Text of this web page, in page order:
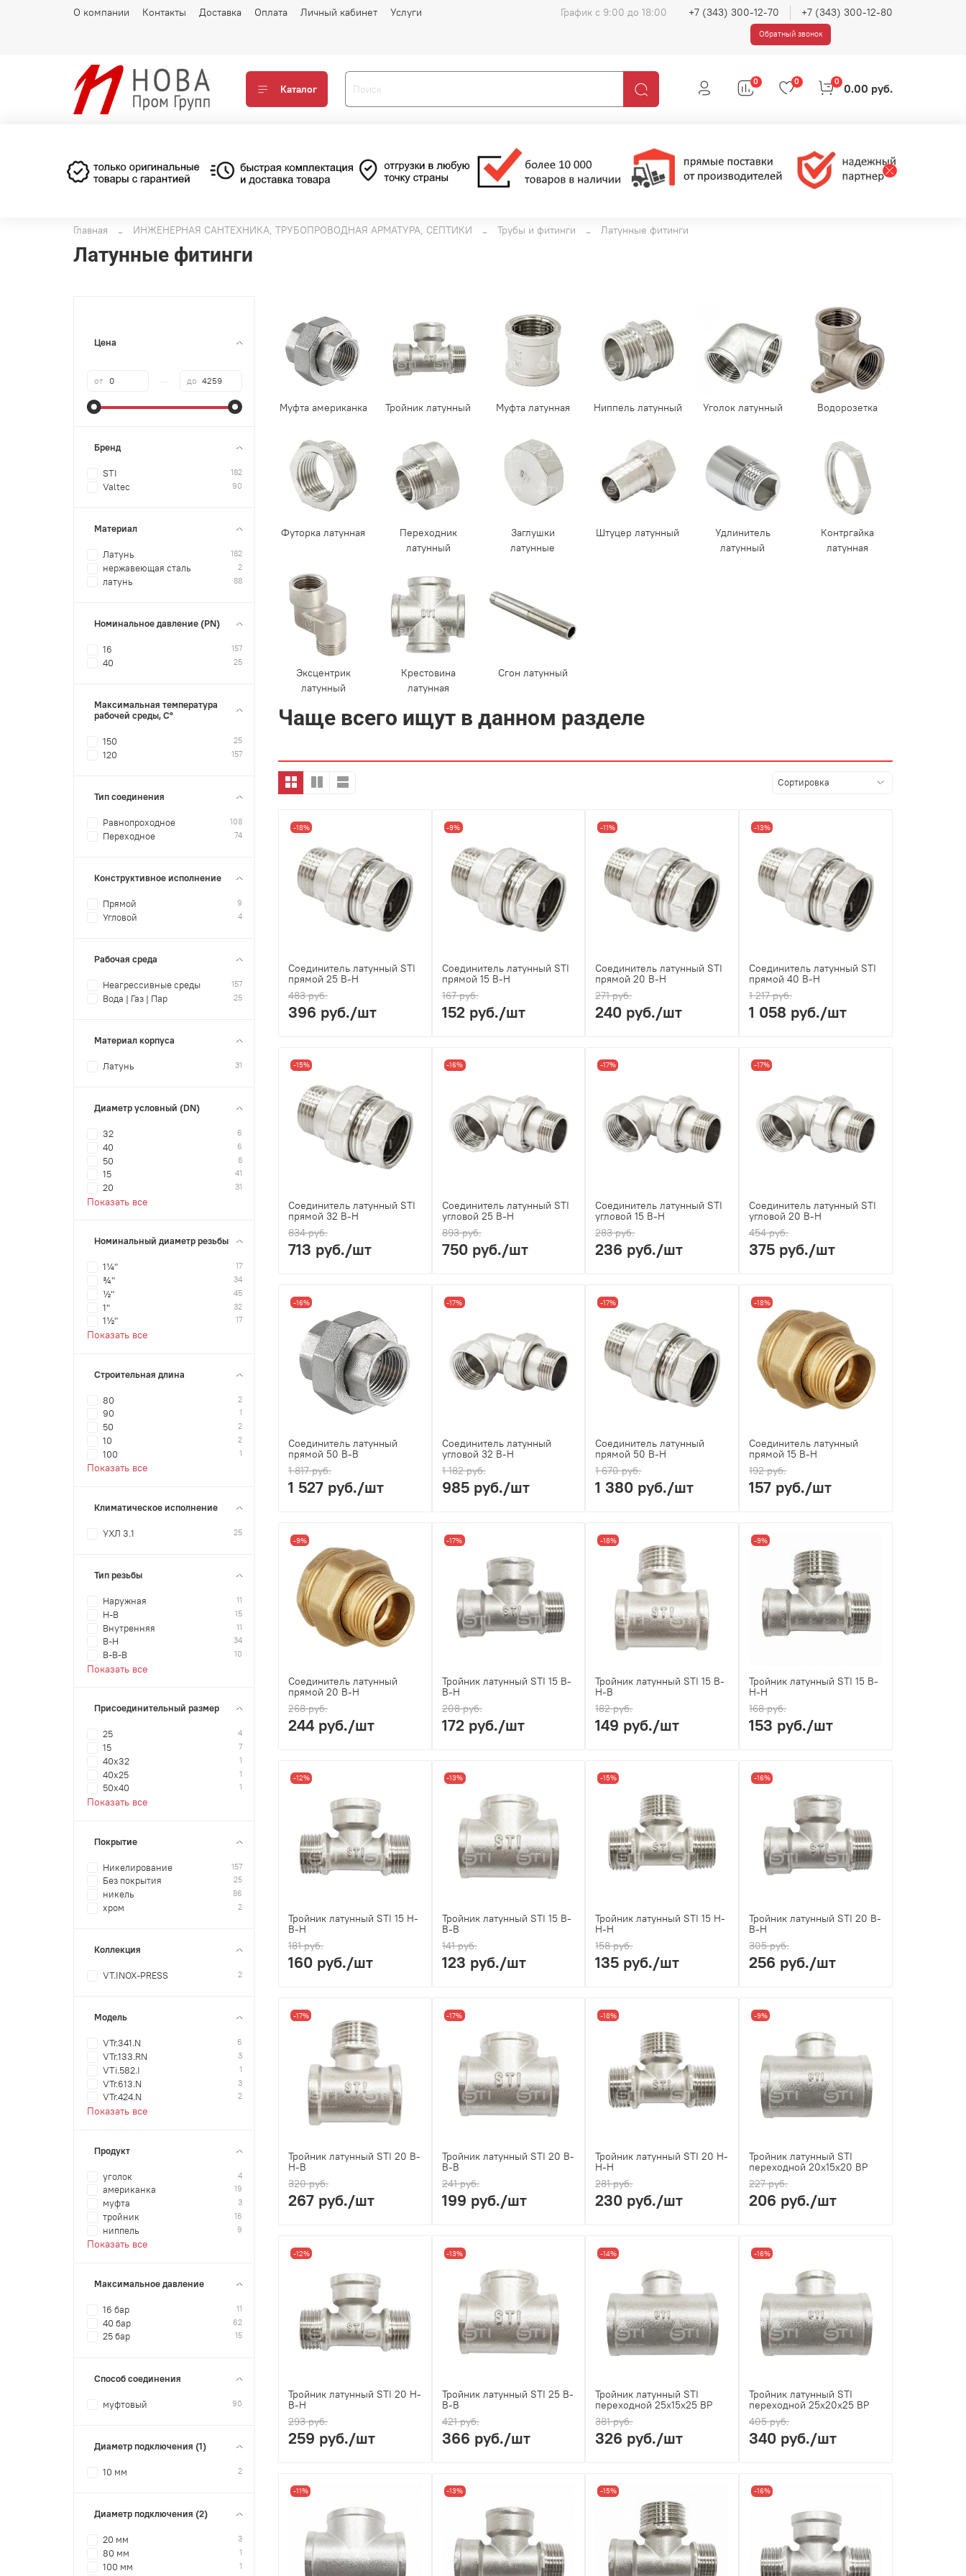
О компании Контакты Доставка Оплата Личный кабинет Услуги График с 9:00 до 18:00 +7 (343) 300-12-70 +7 (343) 300-12-80
Обратный звонок
Каталог
0 0 0 0.00 руб.
Главная ИНЖЕНЕРНАЯ САНТЕХНИКА, ТРУБОПРОВОДНАЯ АРМАТУРА, СЕПТИКИ Трубы и фитинги Латунные фитинги
Латунные фитинги
Муфта американка Тройник латунный Муфта латунная Ниппель латунный Уголок латунный Водорозетка
Футорка латунная
Переходник
латунный
Заглушки
латунные
Штуцер латунный
Удлинитель
латунный
Контргайка
латунная
Эксцентрик
латунный
Крестовина
латунная
Сгон латунный
Чаще всего ищут в данном разделе
-18%
Соединитель латунный STI
прямой 25 В-Н
483 руб.
396 руб./шт
-9%
Соединитель латунный STI
прямой 15 В-Н
167 руб.
152 руб./шт
-11%
Соединитель латунный STI
прямой 20 В-Н
271 руб.
240 руб./шт
-13%
Соединитель латунный STI
прямой 40 В-Н
1 217 руб.
1 058 руб./шт
-15%
Соединитель латунный STI
прямой 32 В-Н
834 руб.
713 руб./шт
-16%
Соединитель латунный STI
угловой 25 В-Н
893 руб.
750 руб./шт
-17%
Соединитель латунный STI
угловой 15 В-Н
283 руб.
236 руб./шт
-17%
Соединитель латунный STI
угловой 20 В-Н
454 руб.
375 руб./шт
-16%
Соединитель латунный
прямой 50 В-В
1 817 руб.
1 527 руб./шт
-17%
Соединитель латунный
угловой 32 В-Н
1 182 руб.
985 руб./шт
-17%
Соединитель латунный
прямой 50 В-Н
1 670 руб.
1 380 руб./шт
-18%
Соединитель латунный
прямой 15 В-Н
192 руб.
157 руб./шт
-9%
Соединитель латунный
прямой 20 В-Н
268 руб.
244 руб./шт
-17%
Тройник латунный STI 15 В-
В-Н
208 руб.
172 руб./шт
-18%
Тройник латунный STI 15 В-
Н-В
182 руб.
149 руб./шт
-9%
Тройник латунный STI 15 В-
Н-Н
168 руб.
153 руб./шт
-12%
Тройник латунный STI 15 Н-
В-Н
181 руб.
160 руб./шт
-13%
Тройник латунный STI 15 В-
В-В
141 руб.
123 руб./шт
-15%
Тройник латунный STI 15 Н-
Н-Н
158 руб.
135 руб./шт
-16%
Тройник латунный STI 20 В-
В-Н
305 руб.
256 руб./шт
-17%
Тройник латунный STI 20 В-
Н-В
320 руб.
267 руб./шт
-17%
Тройник латунный STI 20 В-
В-В
241 руб.
199 руб./шт
-18%
Тройник латунный STI 20 Н-
Н-Н
281 руб.
230 руб./шт
-9%
Тройник латунный STI
переходной 20х15х20 ВР
227 руб.
206 руб./шт
-12%
Тройник латунный STI 20 Н-
В-Н
293 руб.
259 руб./шт
-13%
Тройник латунный STI 25 В-
В-В
421 руб.
366 руб./шт
-14%
Тройник латунный STI
переходной 25х15х25 ВР
381 руб.
326 руб./шт
-16%
Тройник латунный STI
переходной 25х20х25 ВР
405 руб.
340 руб./шт
-11% -13% -15% -16%
Цена
от до
Бренд
STI 182
Valtec 90
Материал
Латунь 182
нержавеющая сталь 2
латунь 88
Номинальное давление (PN)
16 157
40 25
Максимальная температура
рабочей среды, С°
150 25
120 157
Тип соединения
Равнопроходное 108
Переходное 74
Конструктивное исполнение
Прямой 9
Угловой 4
Рабочая среда
Неагрессивные среды 157
Вода | Газ | Пар 25
Материал корпуса
Латунь 31
Диаметр условный (DN)
32 6
40 6
50 8
15 41
20 31
Показать все
Номинальный диаметр резьбы
1¼" 17
¾" 34
½" 45
1" 32
1½" 17
Показать все
Строительная длина
80 2
90 1
50 2
10 2
100 1
Показать все
Климатическое исполнение
УХЛ 3.1 25
Тип резьбы
Наружная 11
Н-В 15
Внутренняя 11
В-Н 34
В-В-В 10
Показать все
Присоединительный размер
25 4
15 7
40x32 1
40x25 1
50x40 1
Показать все
Покрытие
Никелирование 157
Без покрытия 25
никель 86
хром 2
Коллекция
VT.INOX-PRESS 2
Модель
VTr.341.N 6
VTr.133.RN 3
VTi.582.I 1
VTr.613.N 3
VTr.424.N 2
Показать все
Продукт
уголок 4
американка 19
муфта 3
тройник 16
ниппель 9
Показать все
Максимальное давление
16 бар 11
40 бар 62
25 бар 15
Способ соединения
муфтовый 90
Диаметр подключения (1)
10 мм 2
Диаметр подключения (2)
20 мм 3
80 мм 1
100 мм 1